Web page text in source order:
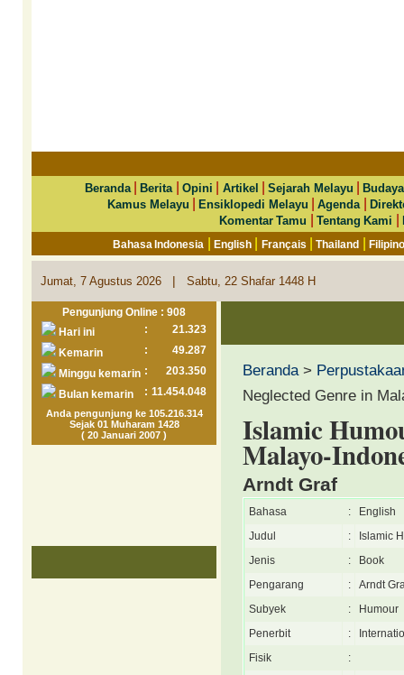
Beranda|Berita Opini Artikel |Sejarah Melayu |
Kamus Melayu
|Ensiklopedi Melayu |Agenda |
Komentar Tamu
|Tentang Kami |
Bahasa Indonesia |English Français |Thailand |
Jumat, 7 Agustus 2026 | Sabtu, 22 Shafar 1448 H
Pengunjung Online : 908
Hari ini
:
21.323
Kemarin
:
49.287
Minggu kemarin :
203.350
Bulan kemarin
: 11.454.048
Anda pengunjung ke 105.216.314
Sejak 01 Muharam 1428
( 20 Januari 2007 )
Beranda>
Neglected Genre in
Islamic
Malayo-
Arndt Graf
Bahasa :
English
Judul
:
Islamic
Jenis
:
Book
Pengarang
:
Arndt
Subyek
:
Humour
Penerbit
:
Fisik
: